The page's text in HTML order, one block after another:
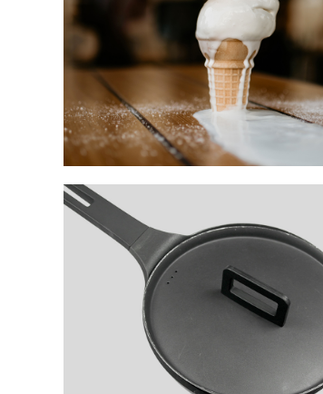
Chiusura Estiva 2018